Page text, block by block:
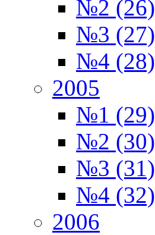
№2 (26)
№3 (27)
№4 (28)
2005
№1 (29)
№2 (30)
№3 (31)
№4 (32)
2006